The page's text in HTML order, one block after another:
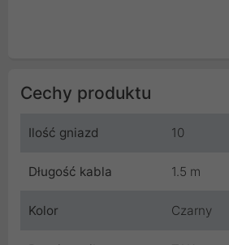
Cechy produktu
Ilość gniazd 10
Długość kabla 1.5 m
Kolor Czarny